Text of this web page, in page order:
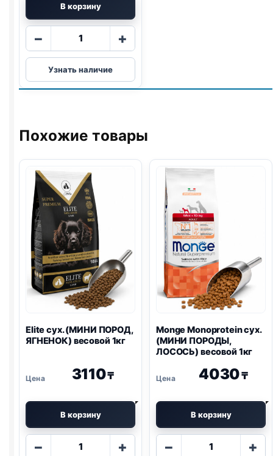
В корзину
−
Количество
Monge
Monoprotein
сух.
ЯГНЕНОК)
весовой
1кг
+
Узнать наличие
Похожие товары
Elite сух. (МИНИ ПОРОД,
ЯГНЕНОК) весовой 1кг
3110₸
В корзину
−
Количество
+
Monge Monoprotein сух.
(МИНИ ПОРОДЫ,
ЛОСОСЬ) весовой 1кг
4030₸
В корзину
−
Количество
+